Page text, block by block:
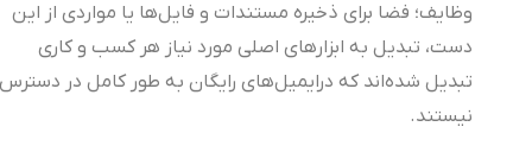
وظایف؛ فضا برای ذخیره مستندات و فایل‌ها یا مواردی از این
دست، تبدیل به ابزارهای اصلی مورد نیاز هر کسب و کاری
تبدیل شده‌اند که درایمیل‌های رایگان به طور کامل در دسترس
نیستند.